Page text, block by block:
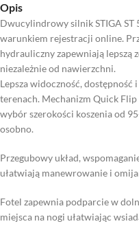
Opis
Dwucylindrowy silnik STIGA ST
warunkiem rejestracji online.
hydrauliczny zapewniają lepszą
niezależnie od nawierzchni.
Lepsza widoczność,
terenach. Mechanizm Quick
wybór szerokości koszenia od
osobno.
Przegubowy układ,
ułatwiają manewrowanie i
Fotel zapewnia podparcie w
miejsca na nogi ułatwiając